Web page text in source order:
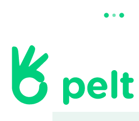
Gemeente Pelt